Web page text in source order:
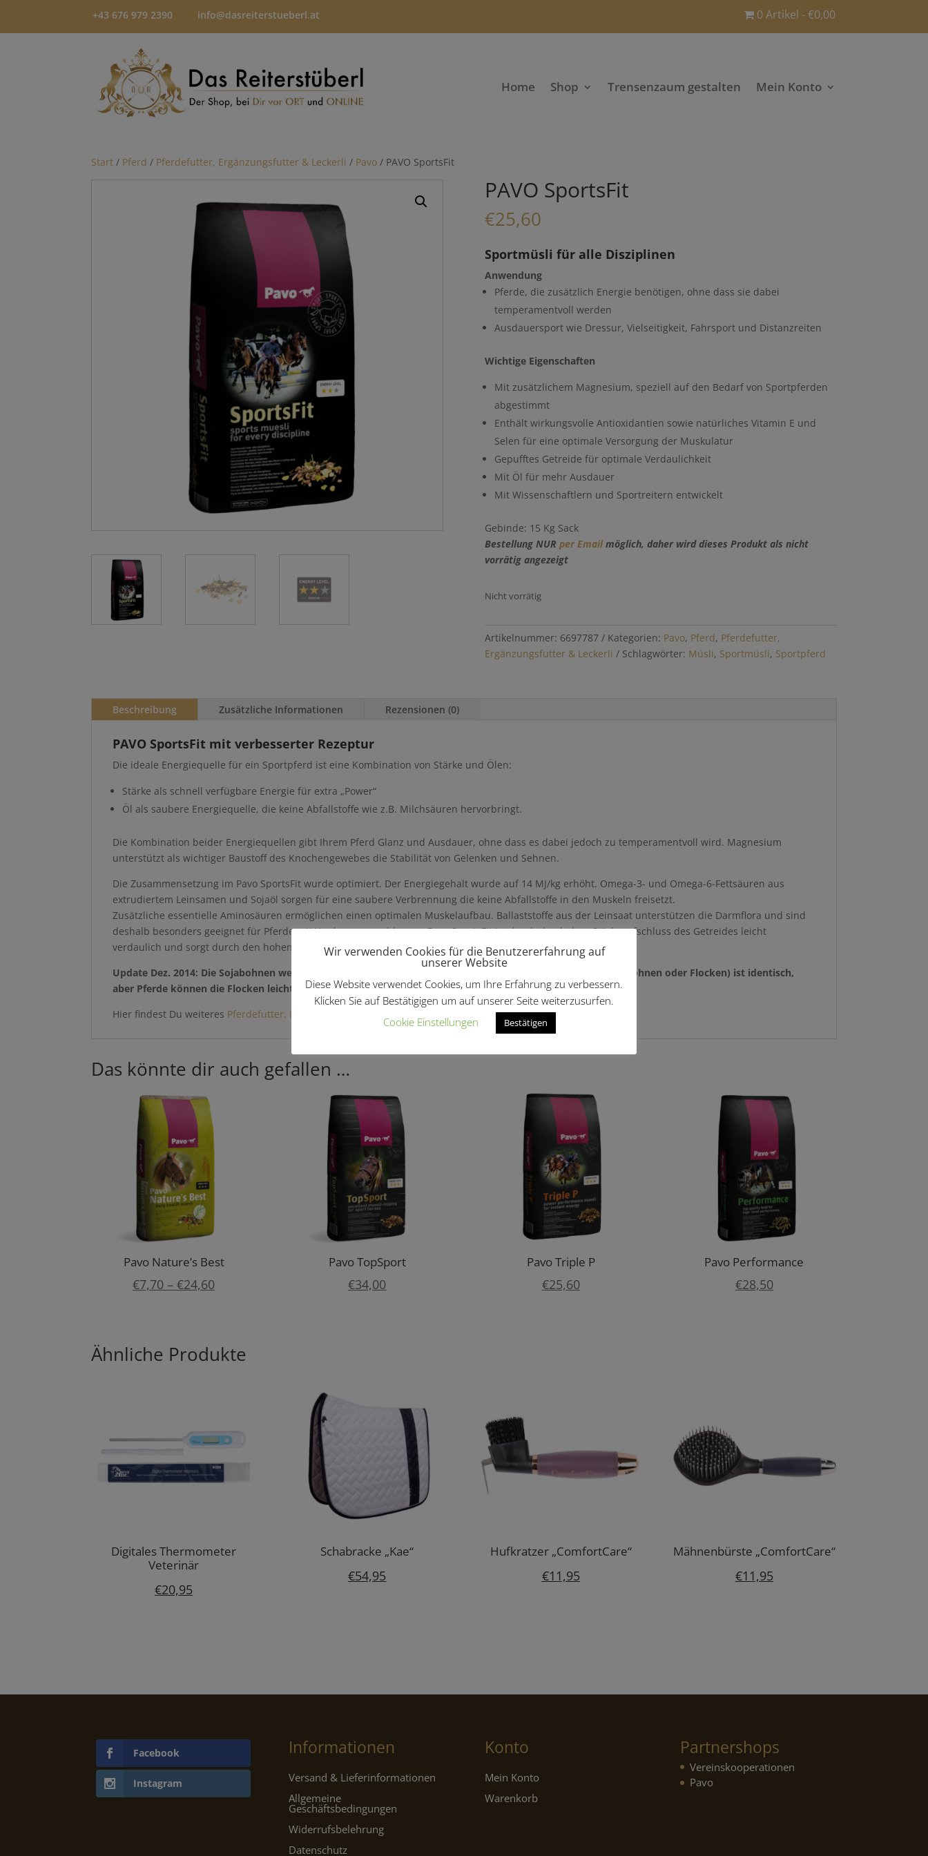
+43 676 979 2390 info@dasreiterstueberl.at 0 Artikel €0,00
Home Shop Trensenzaum gestalten Mein Konto
Start / Pferd / Pferdefutter, Ergänzungsfutter & Leckerli / Pavo / PAVO SportsFit
PAVO SportsFit
€25,60
Sportmüsli für alle Disziplinen
Anwendung
Pferde, die zusätzlich Energie benötigen, ohne dass sie dabei
temperamentvoll werden
Ausdauersport wie Dressur, Vielseitigkeit, Fahrsport und Distanzreiten
Wichtige Eigenschaften
Mit zusätzlichem Magnesium, speziell auf den Bedarf von Sportpferden
abgestimmt
Enthält wirkungsvolle Antioxidantien sowie natürliches Vitamin E und
Selen für eine optimale Versorgung der Muskulatur
Gepufftes Getreide für optimale Verdaulichkeit
Mit Öl für mehr Ausdauer
Mit Wissenschaftlern und Sportreitern entwickelt
Gebinde: 15 Kg Sack
Bestellung NUR per Emailmöglich, daher wird dieses Produkt als nicht
vorrätig angezeigt
Nicht vorrätig
Artikelnummer: 6697787 Kategorien: Pavo, Pferd, Pferdefutter,
Ergänzungsfutter & Leckerli
Schlagwörter: Müsli, Sportmüsli, Sportpferd
Beschreibung Zusätzliche Informationen Rezensionen (0)
PAVO SportsFit mit verbesserter Rezeptur
Die ideale Energiequelle für ein Sportpferd ist eine Kombination von Stärke und Ölen:
Stärke als schnell verfügbare Energie für extra „Power“
Öl als saubere Energiequelle, die keine Abfallstoffe wie z.B. Milchsäuren hervorbringt.
Die Kombination beider Energiequellen gibt Ihrem Pferd Glanz und Ausdauer, ohne dass es dabei jedoch zu temperamentvoll wird. Magnesium
unterstützt als wichtiger Baustoff des Knochengewebes die Stabilität von Gelenken und Sehnen.
Die Zusammensetzung im Pavo SportsFit wurde optimiert. Der Energiegehalt wurde auf 14 MJ/kg erhöht. Omega-3- und Omega-6-Fettsäuren aus
extrudiertem Leinsamen und Sojaöl sorgen für eine saubere Verbrennung die keine Abfallstoffe in den Muskeln freisetzt.
Zusätzliche essentielle Aminosäuren ermöglichen einen optimalen Muskelaufbau. Ballaststoffe aus der Leinsaat unterstützen die Darmflora und sind
deshalb besonders geeignet für Pferde mit Verdauungsproblemen. Pavo SportsFit ist durch den hohen Stärkeaufschluss des Getreides leicht
verdaulich und sorgt durch den hohen Anteil aus Ölen für mehr Ausdauer.
Update Dez. 2014: Die Sojabohnen werden durch Sojaflocken ersetzt. Der Nährstoffgehalt dieser Produkte (Bohnen oder Flocken) ist identisch,
aber Pferde können die Flocken leichter fressen und verdauen.
Hier findest Du weiteres Pferdefutter, Ergänzungsfutter & Leckerli
Das könnte dir auch gefallen …
Pavo Nature’s Best
€7,70 –€24,60Preisspanne:
€24,60
Pavo TopSport
€34,00
Pavo Triple P
€25,60
Pavo Performance
€28,50
Ähnliche Produkte
Digitales Thermometer
Veterinär
€20,95
Schabracke „Kae“
€54,95
Hufkratzer „ComfortCare“
€11,95
Mähnenbürste „ComfortCare“
€11,95
Facebook
Instagram
Informationen
Versand & Lieferinformationen
Allgemeine
Geschäftsbedingungen
Widerrufsbelehrung
Datenschutz
Konto
Mein Konto
Warenkorb
Partnershops
Vereinskooperationen
Pavo
Wir verwenden Cookies für die Benutzererfahrung auf
unserer Website
Diese Website verwendet Cookies, um Ihre Erfahrung zu verbessern.
Klicken Sie auf Bestätigigen um auf unserer Seite weiterzusurfen.
Cookie Einstellungen
Bestätigen